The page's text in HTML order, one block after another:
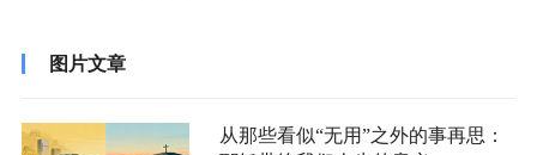
图片文章
从那些看似“无用”之外的事再思：